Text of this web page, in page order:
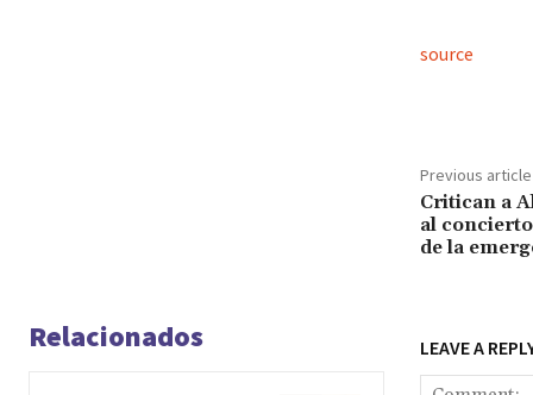
source
Previous article
Critican a
al
de la
Relacionados LEAVE A